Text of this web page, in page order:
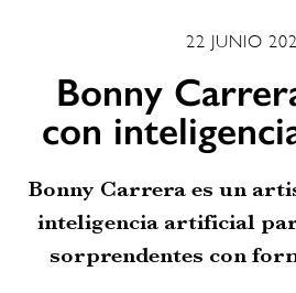
22 JUNIO
Bonny
con
Bonny Carrera es un
inteligencia artificial
sorprendentes con